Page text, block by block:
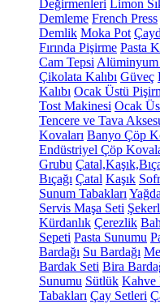
Değirmenleri Limon
Demleme French Press
Demlik Moka Pot
Fırında Pişirme Pasta
Cam Tepsi
Çikolata Kalıbı Güveç
Kalıbı Ocak Üstü
Tost Makinesi Ocak
Tencere ve Tava
Kovaları Banyo Çöp
Endüstriyel Çöp
Grubu
Bıçağı Çatal Kaşık
Sunum Tabakları
Servis Maşa Seti
Kürdanlık Çerezlik
Sepeti Pasta Sunumu
Bardağı Su Bardağı
Bardak Seti Bira
Sunumu Sütlük Kahve
Tabakları Çay Setleri